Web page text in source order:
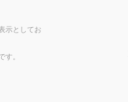
示としてお
す。